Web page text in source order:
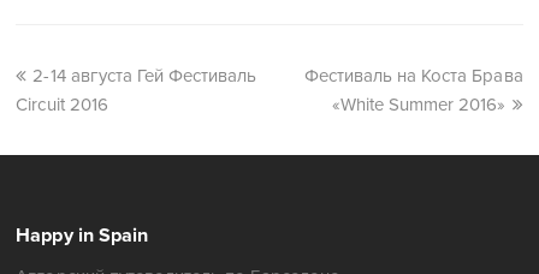
2-14 августа Гей Фестиваль
Circuit 2016
Фестиваль на Коста Брава
«White Summer 2016»
Happy in Spain